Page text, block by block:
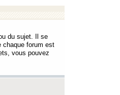
du sujet. Il se
chaque forum est
vous pouvez